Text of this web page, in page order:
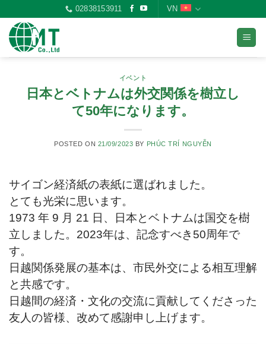
content
02838153911 VN
イベント
日本とベトナムは外交関係を樹立し
て50年になります。
POSTED ON 21/09/2023 BY PHÚC TRÍ NGUYỄN
サイゴン経済紙の表紙に選ばれました。
とても光栄に思います。
1973 年 9 月 21 日、日本とベトナムは国交を樹
立しました。2023年は、記念すべき50周年で
す。
日越関係発展の基本は、市民外交による相互理解
と共感です。
日越間の経済・文化の交流に貢献してくださった
友人の皆様、改めて感謝申し上げます。